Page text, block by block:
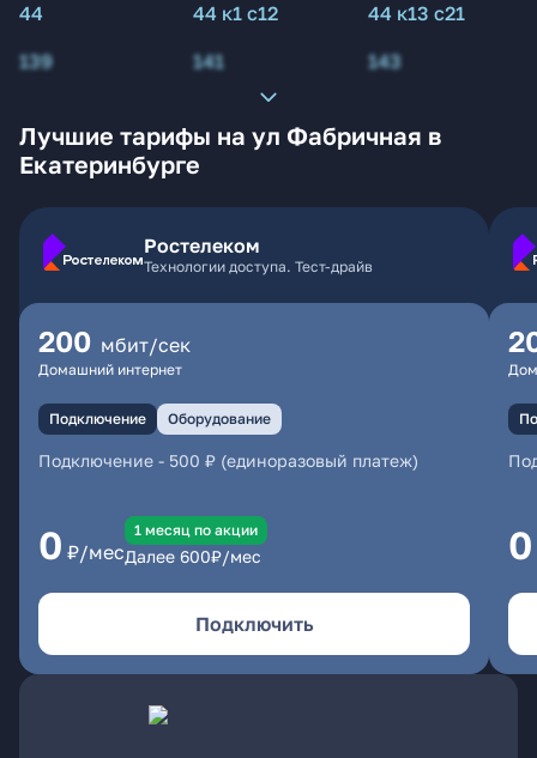
44
44 к1 с12
44 к13 с21
139
141 143
Лучшие тарифы на ул Фабричная в
Екатеринбурге
Ростелеком
Технологии доступа. Тест-драйв
200 мбит/сек
Домашний интернет
Подключение Оборудование
Подключение - 500 ₽ (единоразовый платеж)
0 ₽/мес
1 месяц по акции
Далее 600₽/мес
Подключить
0